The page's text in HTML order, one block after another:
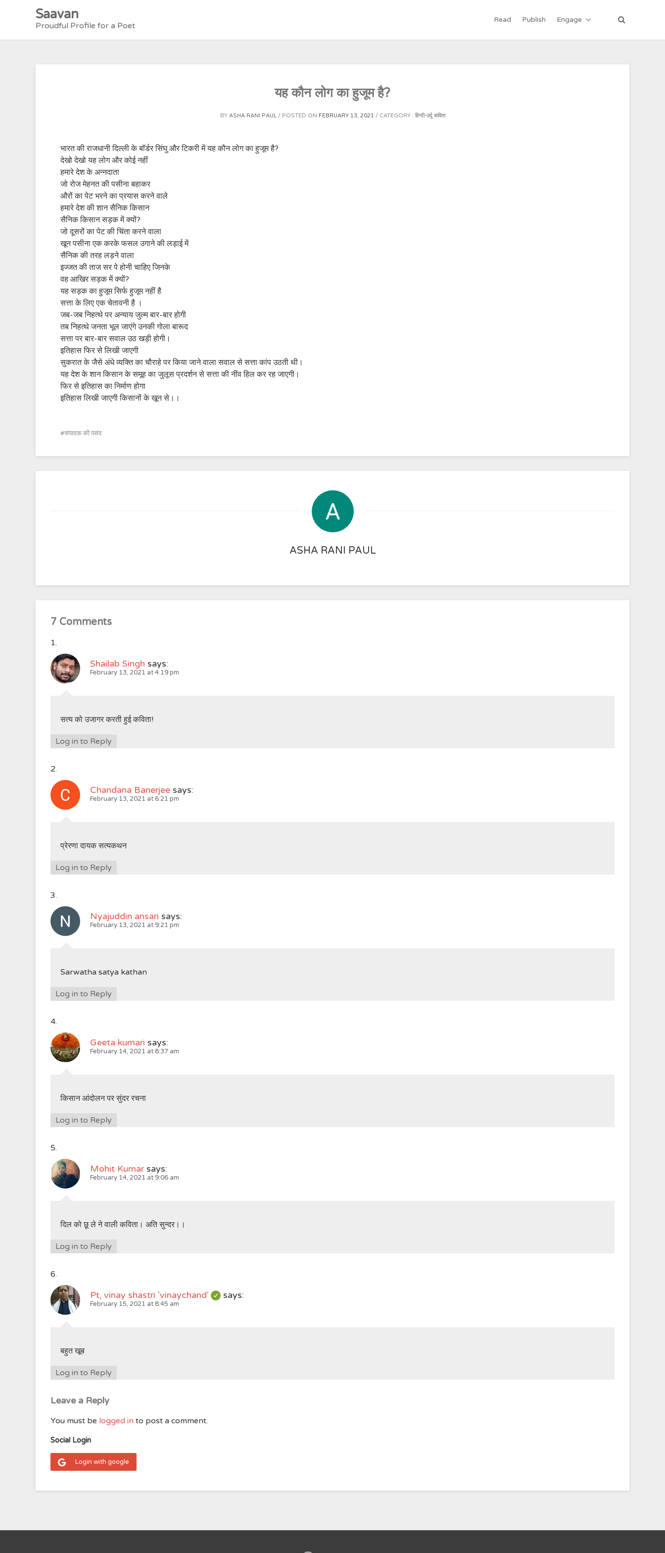
Saavan
Proudful Profile for a Poet
Read Publish Engage
यह कौन लोग का हुजूम है?
BY ASHA RANI PAUL POSTED ON FEBRUARY 13, 2021 CATEGORY : हिन्दी-उर्दू कविता
भारत की राजधानी दिल्ली के बॉर्डर सिंघु और टिकरी में यह कौन लोग का हुजूम है?
देखो देखो यह लोग और कोई नहीं
हमारे देश के अन्नदाता
जो रोज मेहनत की पसीना बहाकर
औरों का पेट भरने का प्रयास करने वाले
हमारे देश की शान सैनिक किसान
सैनिक किसान सड़क में क्यों?
जो दूसरों का पेट की चिंता करने वाला
खून पसीना एक करके फसल उगाने की लड़ाई में
सैनिक की तरह लड़ने वाला
इज्जत की ताज सर पे होनी चाहिए जिनके
वह आखिर सड़क में क्यों?
यह सड़क का हुजूम सिर्फ हुजूम नहीं है
सत्ता के लिए एक चेतावनी है ।
जब-जब निहत्थे पर अन्याय जुल्म बार-बार होगी
तब निहत्थे जनता भूल जाएंगे उनकी गोला बारूद
सत्ता पर बार-बार सवाल उठ खड़ी होगी।
इतिहास फिर से लिखी जाएगी
सुकरात के जैसे अंधे व्यक्ति का चौराहे पर किया जाने वाला सवाल से सत्ता कांप उठती थी।
यह देश के शान किसान के समूह का जुलूस प्रदर्शन से सत्ता की नींव हिल कर रह जाएगी।
फिर से इतिहास का निर्माण होगा
इतिहास लिखी जाएगी किसानों के खून से।।
संपादक की पसंद
ASHA RANI PAUL
7 Comments
Shailab Singh says:
February 13, 2021 at 4:19 pm
सत्य को उजागर करती हुई कविता!
Log in to Reply
Chandana Banerjee says:
February 13, 2021 at 6:21 pm
प्रेरणा दायक सत्यकथन
Log in to Reply
Nyajuddin ansari says:
February 13, 2021 at 9:21 pm
Sarwatha satya kathan
Log in to Reply
Geeta kumari says:
February 14, 2021 at 8:37 am
किसान आंदोलन पर सुंदर रचना
Log in to Reply
Mohit Kumar says:
February 14, 2021 at 9:06 am
दिल को छू ले ने वाली कविता। अति सुन्दर।।
Log in to Reply
Pt, vinay shastri 'vinaychand' says:
February 15, 2021 at 8:45 am
बहुत खूब
Log in to Reply
Leave a Reply
You must be logged in to post a comment.
Social Login
Login with google